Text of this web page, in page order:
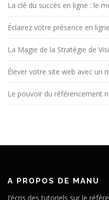
La clé du succès en ligne : le
Éclairez votre présence en
La Magie de la Stratégie de
Élever votre site web avec un
Le pouvoir du référencement
A PROPOS DE MANU
J’écris des tutoriels sur le